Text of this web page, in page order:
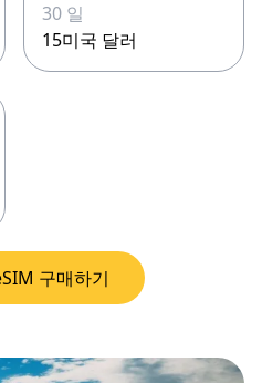
30 일
15미국 달러
구매하기